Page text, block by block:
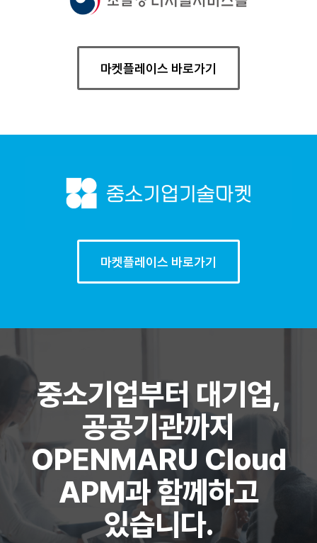
마켓플레이스 바로가기
마켓플레이스 바로가기
중소기업부터 대기업,
공공기관까지
OPENMARU Cloud
APM과 함께하고
있습니다.